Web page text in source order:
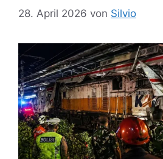
28. April 2026 von Silvio